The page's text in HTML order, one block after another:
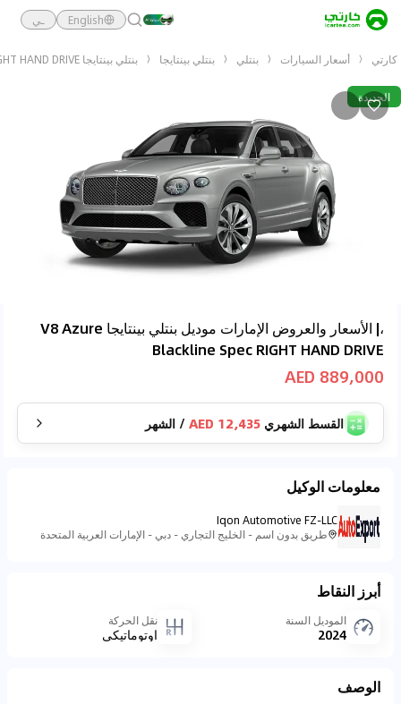
English ـي
كارتي أسعار السيارات بنتلي بنتلي بينتايجا بنتلي بينتايجا V8 Azure Blackline Spec RIGHT HAND DRIVE
الجديدة
،| الأسعار والعروض الإمارات موديل بنتلي بينتايجا V8 Azure
Blackline Spec RIGHT HAND DRIVE
889,000 AED
القسط الشهري 12,435 AED
/ الشهر
معلومات الوكيل
Iqon Automotive FZ-LLC
طريق بدون اسم - الخليج التجاري - دبي - الإمارات العربية المتحدة
أبرز النقاط
الموديل السنة
2024
نقل الحركة
اوتوماتيكي
الوصف